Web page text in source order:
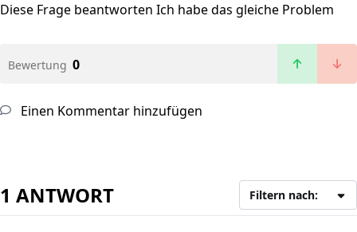
Diese Frage beantworten Ich habe das gleiche Problem
Bewertung 0
Einen Kommentar hinzufügen
1 ANTWORT Filtern nach: